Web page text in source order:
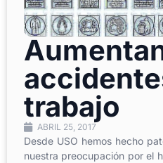
trabajo
ABRIL 25, 2017
Desde USO hemos hecho
nuestra preocupación por el